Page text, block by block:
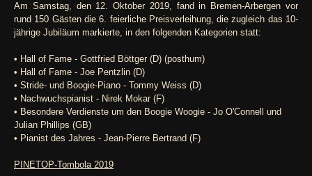
Am Samstag, den 12. Oktober 2019, fand in Bremen-Arbergen vor
rund 150 Gästen die 6. feierliche Preisverleihung, die zugleich das 10-
jährige Jubiläum markierte, in den folgenden Kategorien statt:
• Hall of Fame - Gottfried Böttger (D) (posthum)
• Hall of Fame - Joe Pentzlin (D)
• Stride- und Boogie-Piano - Tommy Weiss (D)
• Nachwuchspianist - Nirek Mokar (F)
• Besondere Verdienste um den Boogie Woogie - Jo O'Connell und
Julian Phillips (GB)
• Pianist des Jahres - Jean-Pierre Bertrand (F)
PINETOP-Tombola 2019